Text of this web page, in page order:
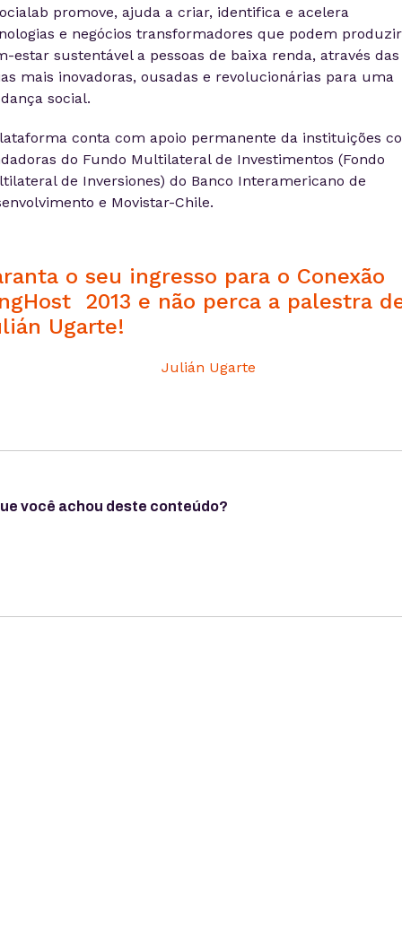
promove, ajuda a criar, identifica e acelera
e negócios transformadores que podem produzir
estar sustentável a pessoas de baixa renda, através das
mais inovadoras, ousadas e revolucionárias para uma
social.
conta com apoio permanente da instituições
do Fundo Multilateral de Investimentos (Fondo
de Inversiones) do Banco Interamericano de
e Movistar-Chile.
o seu ingresso para o Conexão
2013 e não perca a palestra
Ugarte!
você achou deste conteúdo?